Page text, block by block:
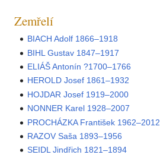
Zemřelí
BIACH Adolf 1866–1918
BIHL Gustav 1847–1917
ELIÁŠ Antonín ?1700–1766
HEROLD Josef 1861–1932
HOJDAR Josef 1919–2000
NONNER Karel 1928–2007
PROCHÁZKA František 1962–2012
RAZOV Saša 1893–1956
SEIDL Jindřich 1821–1894